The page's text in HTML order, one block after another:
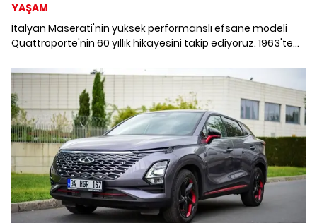
YAŞAM
İtalyan Maserati'nin yüksek performanslı efsane modeli
Quattroporte'nin 60 yıllık hikayesini takip ediyoruz. 1963'te